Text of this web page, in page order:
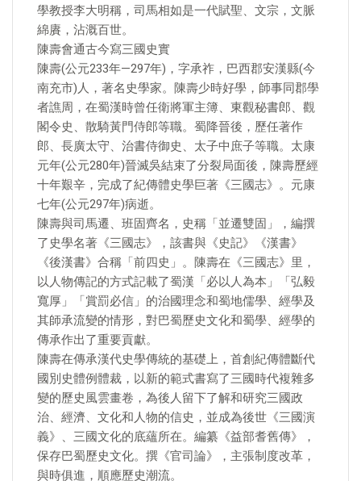
學教授李大明稱，司馬相如是一代賦聖、文宗，文脈
綿賡，沾溉百世。
陳壽會通古今寫三國史實
陳壽(公元233年—297年)，字承祚，巴西郡安漢縣(今
南充市)人，著名史學家。陳壽少時好學，師事同郡學
者譙周，在蜀漢時曾任衛將軍主簿、東觀秘書郎、觀
閣令史、散騎黃門侍郎等職。蜀降晉後，歷任著作
郎、長廣太守、治書侍御史、太子中庶子等職。太康
元年(公元280年)晉滅吳結束了分裂局面後，陳壽歷經
十年艱辛，完成了紀傳體史學巨著《三國志》。元康
七年(公元297年)病逝。
陳壽與司馬遷、班固齊名，史稱「並遷雙固」，編撰
了史學名著《三國志》，該書與《史記》《漢書》
《後漢書》合稱「前四史」。陳壽在《三國志》里，
以人物傳記的方式記載了蜀漢「必以人為本」「弘毅
寬厚」「賞罰必信」的治國理念和蜀地儒學、經學及
其師承流變的情形，對巴蜀歷史文化和蜀學、經學的
傳承作出了重要貢獻。
陳壽在傳承漢代史學傳統的基礎上，首創紀傳體斷代
國別史體例體裁，以新的範式書寫了三國時代複雜多
變的歷史風雲畫卷，為後人留下了解和研究三國政
治、經濟、文化和人物的信史，並成為後世《三國演
義》、三國文化的底蘊所在。編纂《益部耆舊傳》，
保存巴蜀歷史文化。撰《官司論》，主張制度改革，
與時俱進，順應歷史潮流。